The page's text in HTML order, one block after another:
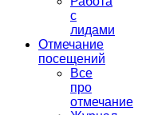
с
лидами
Отмечание
посещений
Все
про
отмечание